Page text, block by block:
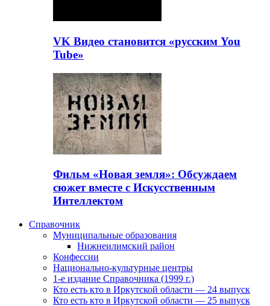
VK Видео становится «русским You
Tube»
Фильм «Новая земля»: Обсуждаем
сюжет вместе с Искусственным
Интеллектом
Справочник
Муниципальные образования
Нижнеилимский район
Конфессии
Национально-культурные центры
1-е издание Справочника (1999 г.)
Кто есть кто в Иркутской области — 24 выпуск
Кто есть кто в Иркутской области — 25 выпуск